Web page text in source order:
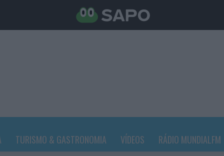
TURISMO & GASTRONOMIA VÍDEOS RÁDIO MUNDIALFM